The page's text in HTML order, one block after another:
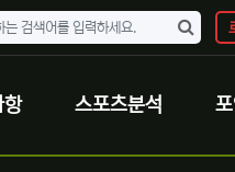
항 스포츠분석